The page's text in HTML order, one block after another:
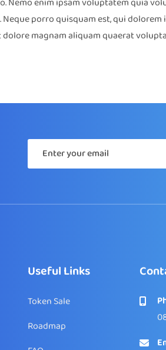
porro quisquam est, qui
magnam aliquam quaerat
Useful Links
Token Sale
Roadmap